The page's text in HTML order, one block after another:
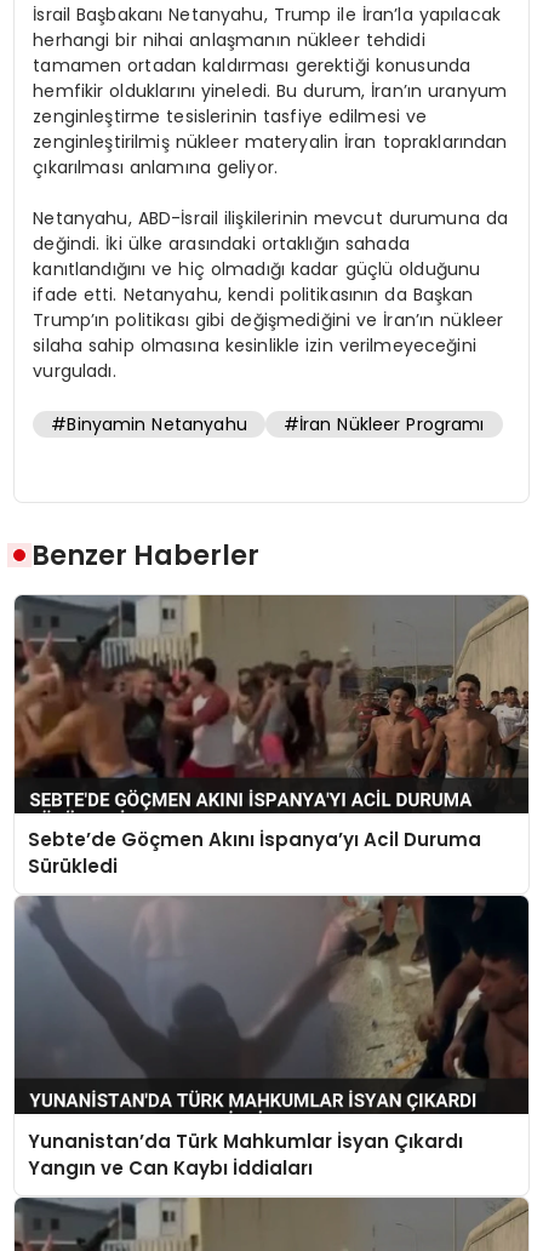
İsrail Başbakanı Netanyahu, Trump ile İran’la yapılacak
herhangi bir nihai anlaşmanın nükleer tehdidi
tamamen ortadan kaldırması gerektiği konusunda
hemfikir olduklarını yineledi. Bu durum, İran’ın uranyum
zenginleştirme tesislerinin tasfiye edilmesi ve
zenginleştirilmiş nükleer materyalin İran topraklarından
çıkarılması anlamına geliyor.
Netanyahu, ABD-İsrail ilişkilerinin mevcut durumuna da
değindi. İki ülke arasındaki ortaklığın sahada
kanıtlandığını ve hiç olmadığı kadar güçlü olduğunu
ifade etti. Netanyahu, kendi politikasının da Başkan
Trump’ın politikası gibi değişmediğini ve İran’ın nükleer
silaha sahip olmasına kesinlikle izin verilmeyeceğini
vurguladı.
#Binyamin Netanyahu #İran Nükleer Programı
Benzer Haberler
Sebte’de Göçmen Akını İspanya’yı Acil Duruma
Sürükledi
Yunanistan’da Türk Mahkumlar İsyan Çıkardı
Yangın ve Can Kaybı İddiaları